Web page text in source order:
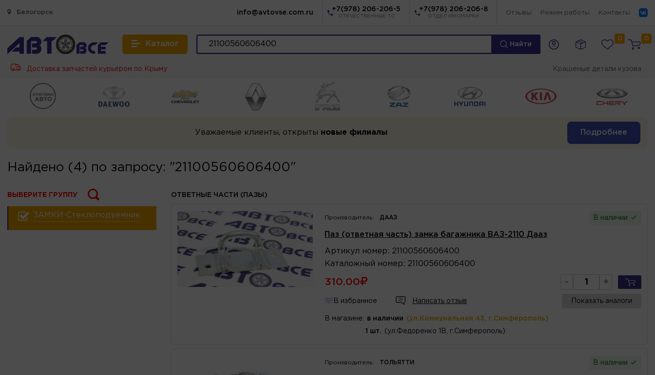
Белогорск info@avtovse.com.ru
+7(978) 206-206-5
ОТЕЧЕСТВЕННЫЕ ТС
+7(978) 206-206-8
ОТДЕЛ ИНОМАРКИ
Отзывы Режим работы Контакты
Каталог Найти
0 0
Доставка запчастей курьером по Крыму Крашеные детали кузова
Уважаемые клиенты, открыты новые филиалы Подробнее
Найдено (4) по запросу: "21100560606400"
ВЫБЕРИТЕ ГРУППУ
ЗАМКИ-Стеклоподъемники
ОТВЕТНЫЕ ЧАСТИ (ПАЗЫ)
Производитель: ДААЗ В наличии
Паз (ответная часть) замка багажника ВАЗ-2110 Дааз
Артикул номер : 21100560606400
Каталожный номер : 21100560606400
310.00 - +
В избранное Написать отзыв Показать аналоги
В магазине: в наличии (ул.Коммунальная 43, г.Симферополь)
1 шт. (ул.Федоренко 1В, г.Симферополь)
Производитель: ТОЛЬЯТТИ В наличии